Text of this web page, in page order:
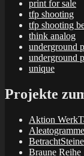
print for sale
tfp shooting
tfp shooting
think analog
underground
underground
unique
Projekte
Aktion
Aleatogramme
BetrachtSteine
Braune Reihe